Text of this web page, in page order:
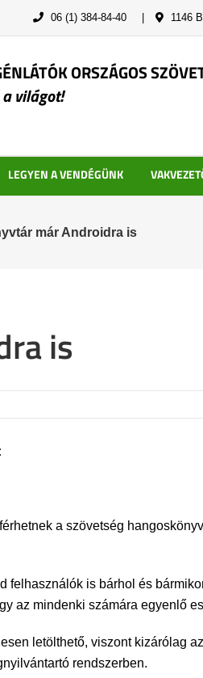
06 (1) 384-84-40 1146
ORSZÁGOS
világot!
LEGYEN A VENDÉGÜNK
már Androidra is
is
a szövetség
is bárhol és
az mindenki számára egyenlő
letölthető, viszont kizárólag
rendszerben.